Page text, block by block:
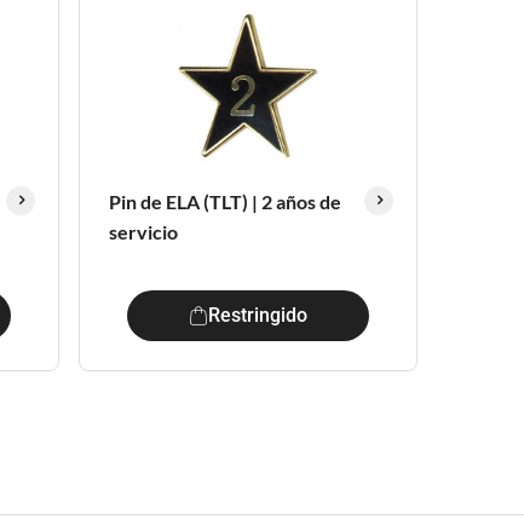
Pin de ELA (TLT) | 2 años de
servicio
Restringido